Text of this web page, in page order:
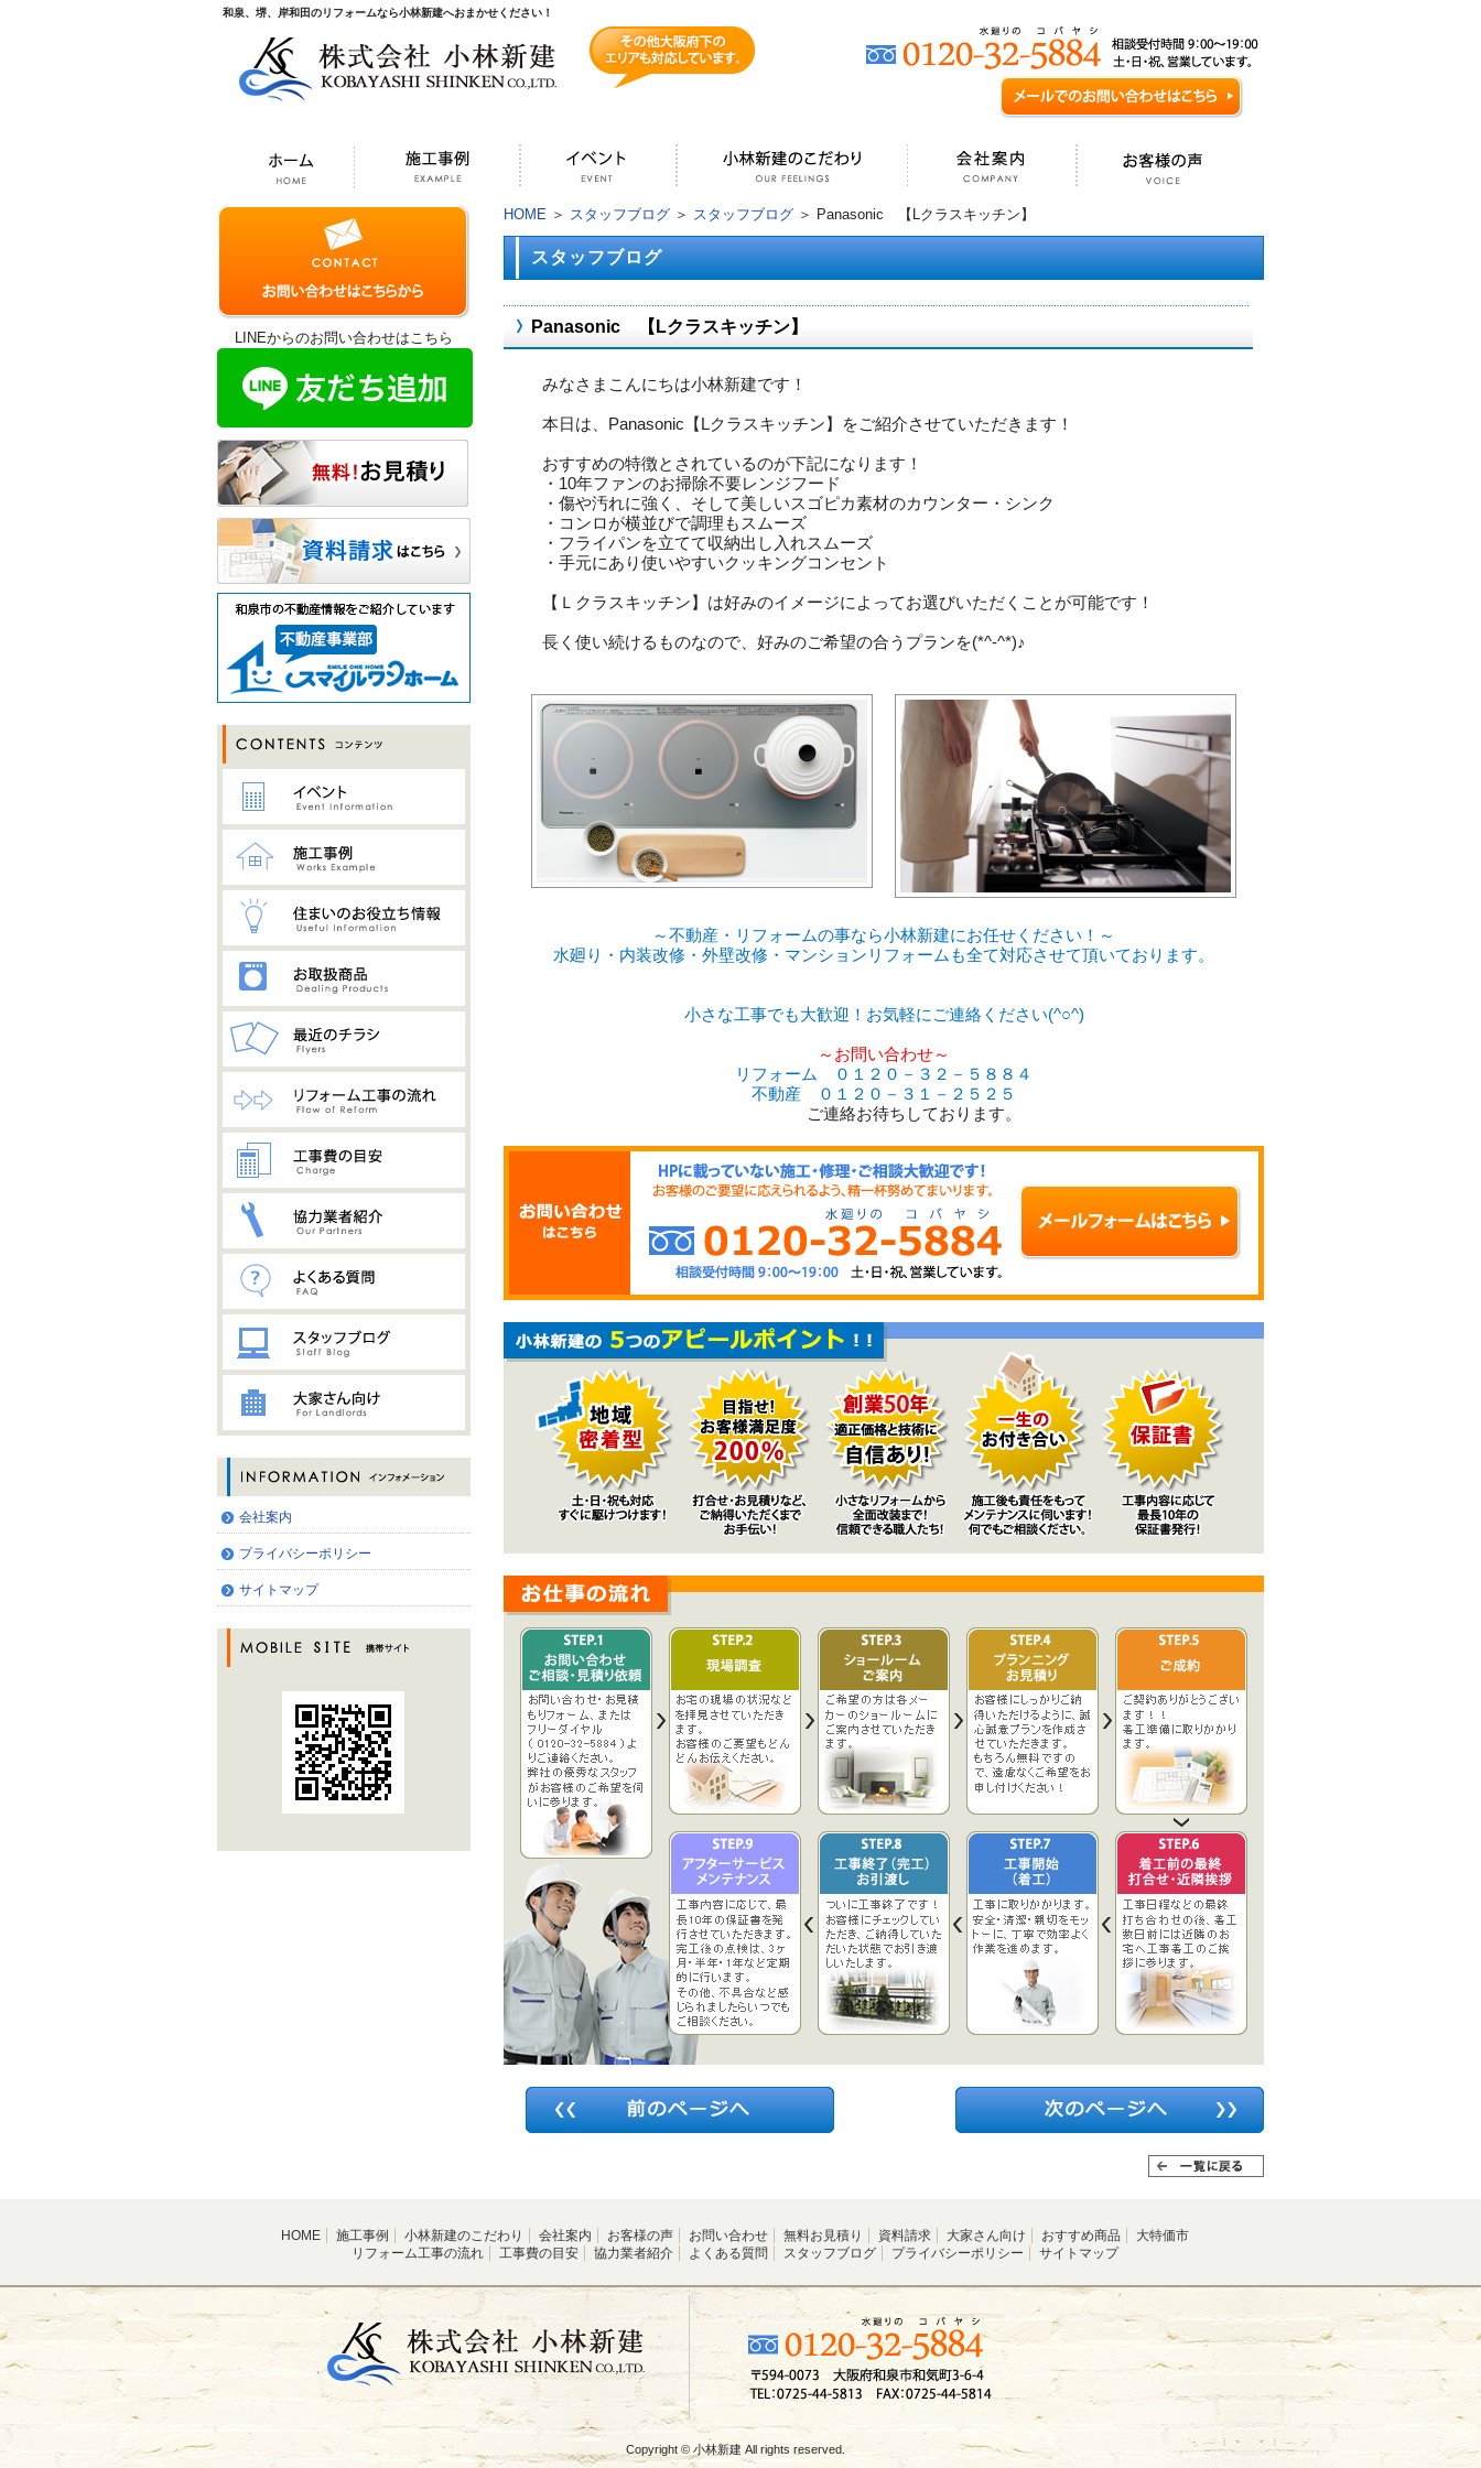
和泉、堺、岸和田のリフォームなら小林新建へおまかせください！
HOME ＞ スタッフブログ ＞ スタッフブログ ＞ Panasonic 【Lクラスキッチン】
スタッフブログ
Panasonic 【Lクラスキッチン】
みなさまこんにちは小林新建です！
本日は、 Panasonic 【 Lクラスキッチン】をご紹介させていただきます！
おすすめの特徴とされているのが下記になります！
・ 10年ファンのお掃除不要レンジフード
・傷や汚れに強く、そして美しいスゴピカ素材のカウンター・シンク
・コンロが横並びで調理もスムーズ
・フライパンを立てて収納出し入れスムーズ
・手元にあり使いやすいクッキングコンセント
【Ｌクラスキッチン】は好みのイメージによってお選びいただくことが可能です！
長く使い続けるものなので、好みのご希望の合うプランを(*^-^*)♪
～不動産・リフォームの事なら小林新建にお任せください！～
水廻り・内装改修・外壁改修・マンションリフォームも全て対応させて頂いております。
小さな工事でも大歓迎！お気軽にご連絡ください(^○^)
～お問い合わせ～
リフォーム ０１２０－３２－５８８４
不動産 ０１２０－３１－２５２５
ご連絡お待ちしております。
LINEからのお問い合わせはこちら
会社案内
プライバシーポリシー
サイトマップ
HOME 施工事例 小林新建のこだわり 会社案内 お客様の声 お問い合わせ 無料お見積り 資料請求 大家さん向け おすすめ商品
大特価市
リフォーム工事の流れ
工事費の目安 協力業者紹介 よくある質問 スタッフブログ プライバシーポリシー サイトマップ
Copyright © 小林新建 All rights reserved.